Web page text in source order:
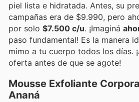
piel lista e hidratada. Antes, su
campañas era de $9.990, pero
por solo $7.500 c/u. ¡Imaginá
paso fundamental! Es la manera
mimo a tu cuerpo todos los días.
oferta antes de que se agote!
Mousse Exfoliante
Ananá